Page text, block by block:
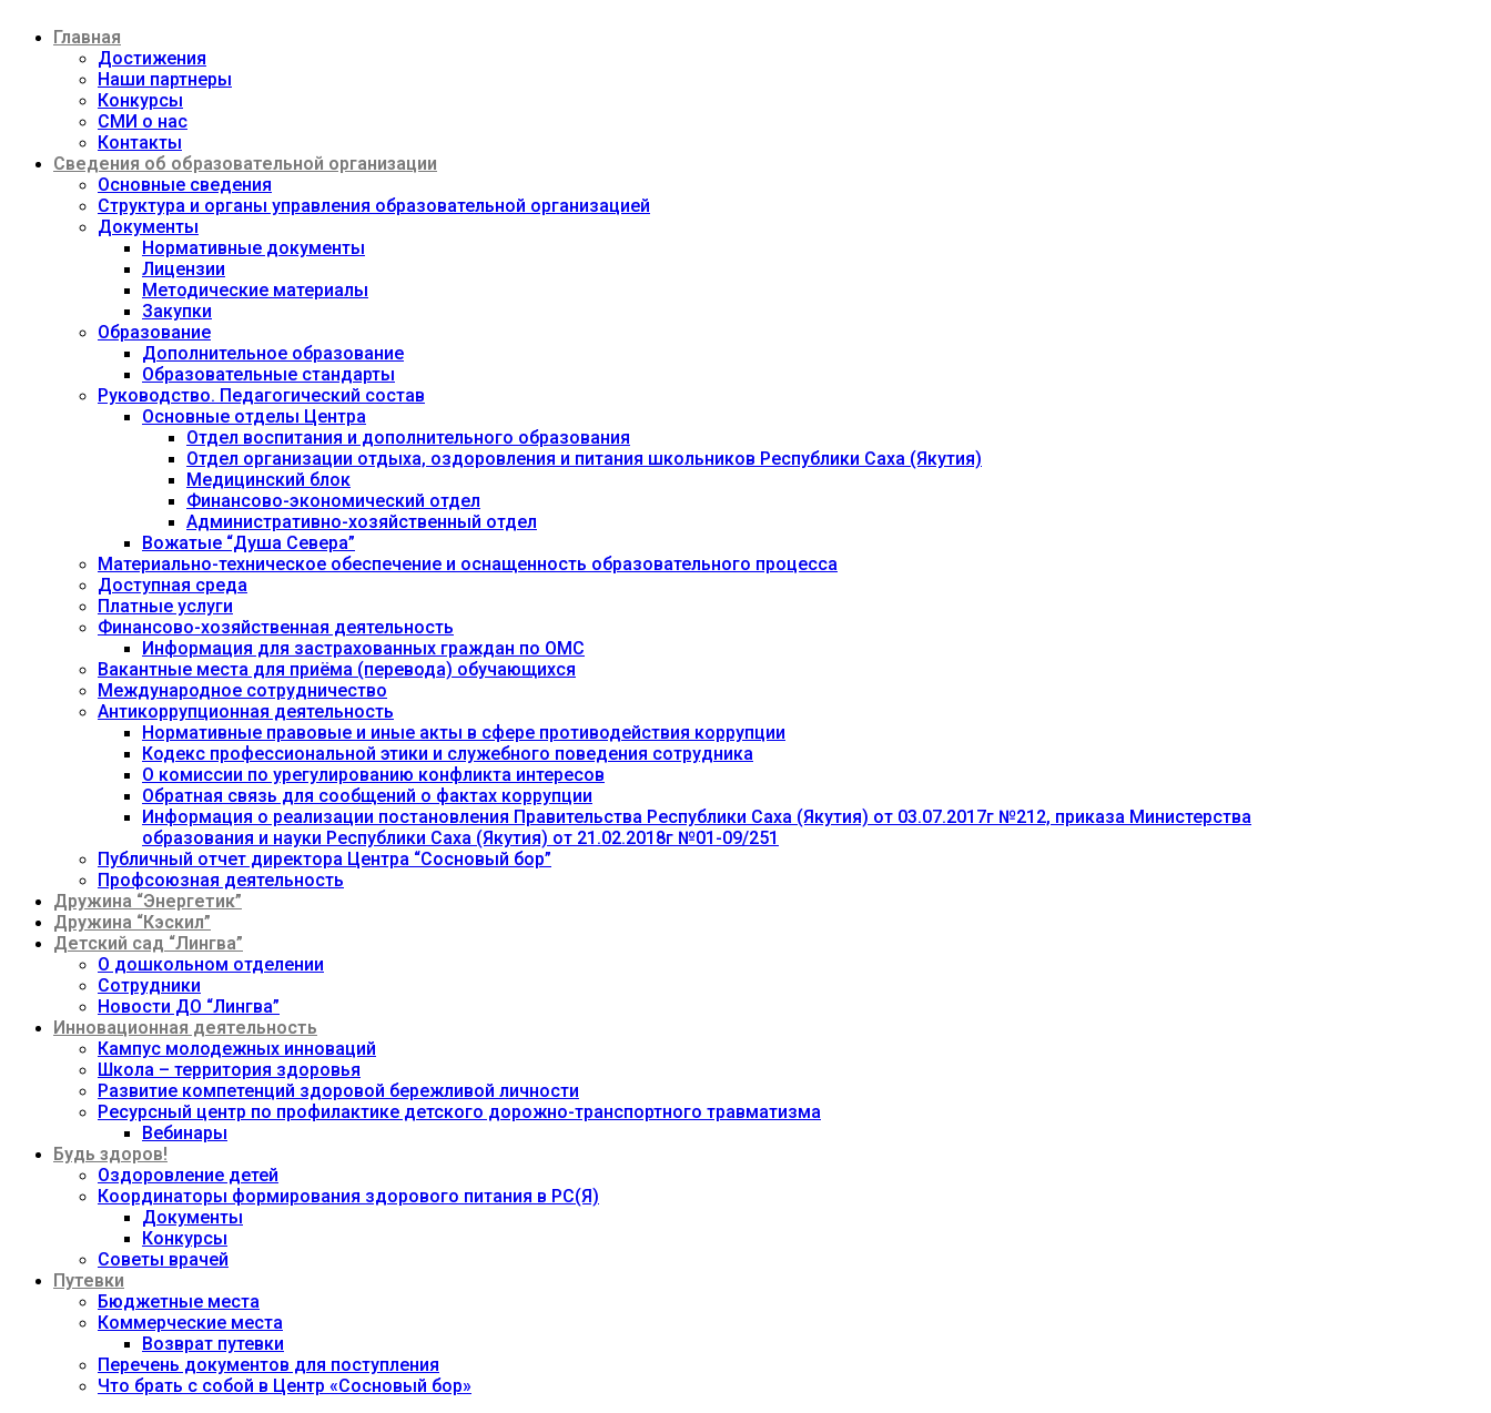
содержимому
Главная
Достижения
Наши партнеры
Конкурсы
СМИ о нас
Контакты
Сведения об образовательной организации
Основные сведения
Структура и органы управления образовательной организацией
Документы
Нормативные документы
Лицензии
Методические материалы
Закупки
Образование
Дополнительное образование
Образовательные стандарты
Руководство. Педагогический состав
Основные отделы Центра
Отдел воспитания и дополнительного образования
Отдел организации отдыха, оздоровления и питания школьников Республики Саха (Якутия)
Медицинский блок
Финансово-экономический отдел
Административно-хозяйственный отдел
Вожатые “Душа Севера”
Материально-техническое обеспечение и оснащенность образовательного процесса
Доступная среда
Платные услуги
Финансово-хозяйственная деятельность
Информация для застрахованных граждан по ОМС
Вакантные места для приёма (перевода) обучающихся
Международное сотрудничество
Антикоррупционная деятельность
Нормативные правовые и иные акты в сфере противодействия коррупции
Кодекс профессиональной этики и служебного поведения сотрудника
О комиссии по урегулированию конфликта интересов
Обратная связь для сообщений о фактах коррупции
Информация о реализации постановления Правительства Республики Саха (Якутия) от 03.07.2017г №212, приказа Министерства
образования и науки Республики Саха (Якутия) от 21.02.2018г №01-09/251
Публичный отчет директора Центра “Сосновый бор”
Профсоюзная деятельность
Дружина “Энергетик”
Дружина “Кэскил”
Детский сад “Лингва”
О дошкольном отделении
Сотрудники
Новости ДО “Лингва”
Инновационная деятельность
Кампус молодежных инноваций
Школа – территория здоровья
Развитие компетенций здоровой бережливой личности
Ресурсный центр по профилактике детского дорожно-транспортного травматизма
Вебинары
Будь здоров!
Оздоровление детей
Координаторы формирования здорового питания в РС(Я)
Документы
Конкурсы
Советы врачей
Путевки
Бюджетные места
Коммерческие места
Возврат путевки
Перечень документов для поступления
Что брать с собой в Центр «Сосновый бор»